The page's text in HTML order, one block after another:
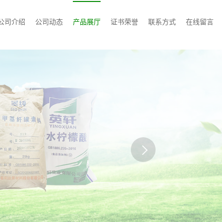
司介绍 公司动态 产品展厅 证书荣誉 联系方式 在线留言